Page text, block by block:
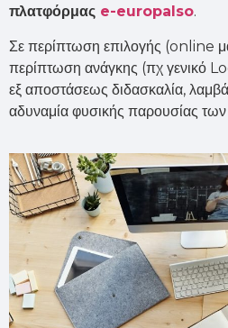
πλατφόρμας e-europalso.
Σε περίπτωση επιλογής (online
περίπτωση ανάγκης (πχ γενικό
εξ αποστάσεως διδασκαλία,
αδυναμία φυσικής παρουσίας